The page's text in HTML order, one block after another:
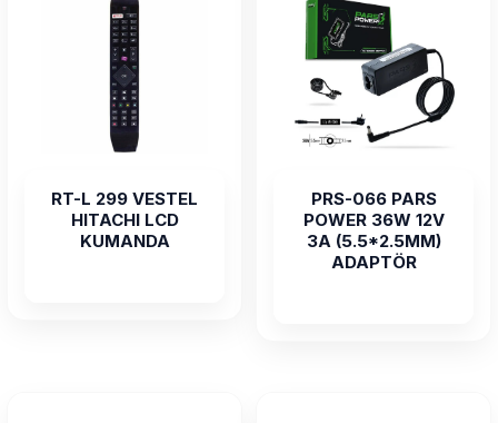
RT-L 299 VESTEL
HITACHI LCD
KUMANDA
PRS-066 PARS
POWER 36W 12V
3A (5.5*2.5MM)
ADAPTÖR